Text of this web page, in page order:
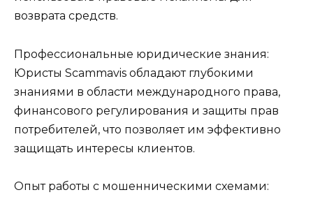
возврата средств.
Профессиональные юридические знания:
Юристы Scammavis обладают глубокими
знаниями в области международного права,
финансового регулирования и защиты прав
потребителей, что позволяет им эффективно
защищать интересы клиентов.
Опыт работы с мошенническими схемами: